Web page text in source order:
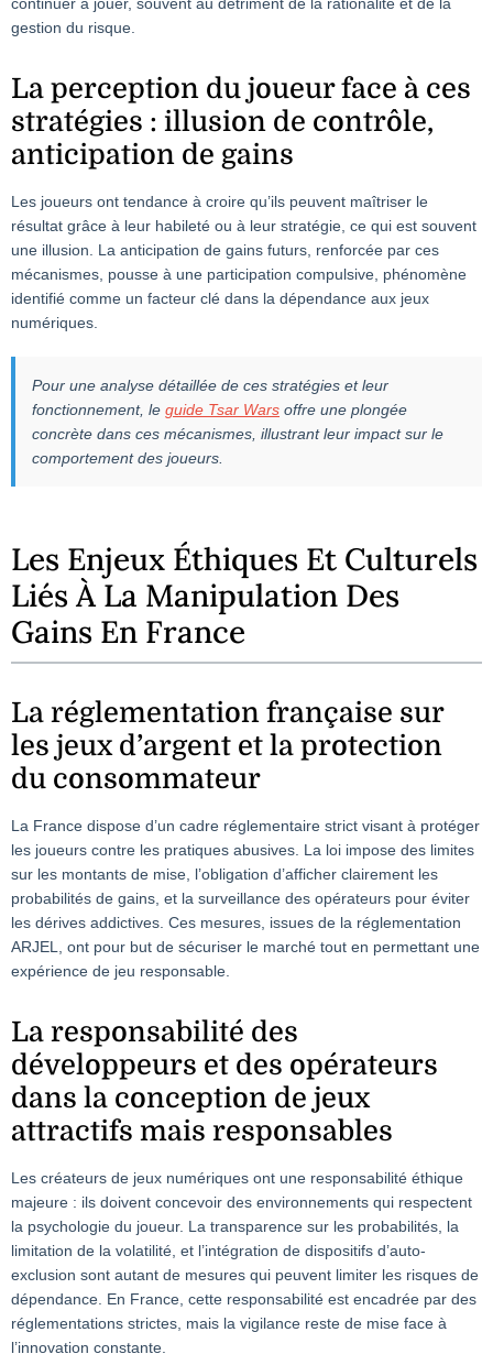
gestion du risque.
La perception du joueur face à ces
stratégies : illusion de contrôle,
anticipation de gains
Les joueurs ont tendance à croire qu’ils peuvent maîtriser le
résultat grâce à leur habileté ou à leur stratégie, ce qui est souvent
une illusion. La anticipation de gains futurs, renforcée par ces
mécanismes, pousse à une participation compulsive, phénomène
identifié comme un facteur clé dans la dépendance aux jeux
numériques.
Pour une analyse détaillée de ces stratégies et leur
fonctionnement, le guide Tsar Wars offre une plongée
concrète dans ces mécanismes, illustrant leur impact sur le
comportement des joueurs.
Les Enjeux Éthiques Et Culturels
Liés À La Manipulation Des
Gains En France
La réglementation française sur
les jeux d’argent et la protection
du consommateur
La France dispose d’un cadre réglementaire strict visant à protéger
les joueurs contre les pratiques abusives. La loi impose des limites
sur les montants de mise, l’obligation d’afficher clairement les
probabilités de gains, et la surveillance des opérateurs pour éviter
les dérives addictives. Ces mesures, issues de la réglementation
ARJEL, ont pour but de sécuriser le marché tout en permettant une
expérience de jeu responsable.
La responsabilité des
développeurs et des opérateurs
dans la conception de jeux
attractifs mais responsables
Les créateurs de jeux numériques ont une responsabilité éthique
majeure : ils doivent concevoir des environnements qui respectent
la psychologie du joueur. La transparence sur les probabilités, la
limitation de la volatilité, et l’intégration de dispositifs d’auto-
exclusion sont autant de mesures qui peuvent limiter les risques de
dépendance. En France, cette responsabilité est encadrée par des
réglementations strictes, mais la vigilance reste de mise face à
l’innovation constante.